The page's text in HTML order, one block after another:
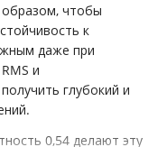
чтобы
к
даже при
и
глубокий и
0,54 делают эту